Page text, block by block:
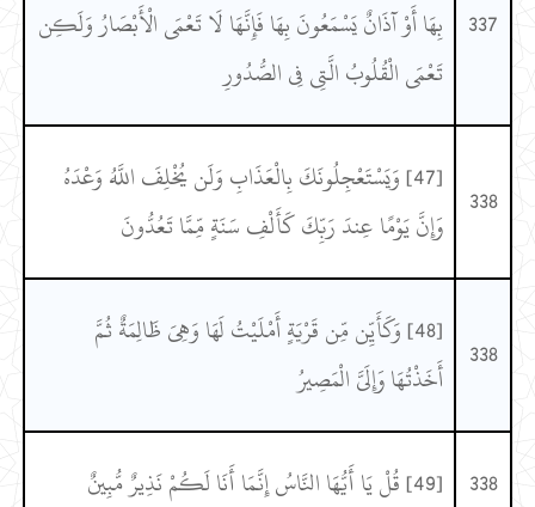
337
بِهَا أَوْ آذَانٌ يَسْمَعُونَ بِهَا فَإِنَّهَا لَا تَعْمَى الْأَبْصَارُ وَلَكِن
تَعْمَى الْقُلُوبُ الَّتِي فِي الصُّدُورِ
338
[47] وَيَسْتَعْجِلُونَكَ بِالْعَذَابِ وَلَن يُخْلِفَ اللَّهُ وَعْدَهُ
وَإِنَّ يَوْمًا عِندَ رَبِّكَ كَأَلْفِ سَنَةٍ مِّمَّا تَعُدُّونَ
338
[48] وَكَأَيِّن مِّن قَرْيَةٍ أَمْلَيْتُ لَهَا وَهِيَ ظَالِمَةٌ ثُمَّ
أَخَذْتُهَا وَإِلَيَّ الْمَصِيرُ
338 [49] قُلْ يَا أَيُّهَا النَّاسُ إِنَّمَا أَنَا لَكُمْ نَذِيرٌ مُّبِينٌ